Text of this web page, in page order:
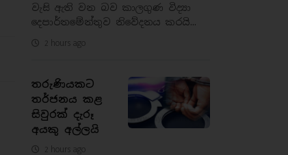
වැසි ඇති වන බව කාලගුණ විද්‍යා
දෙපාර්තමේන්තුව නිවේදනය කරයි...
2 hours ago
තරුණියකට
තර්ජනය කළ
සිවුරක් දැරූ
අයකු අල්ලයි
2 hours ago